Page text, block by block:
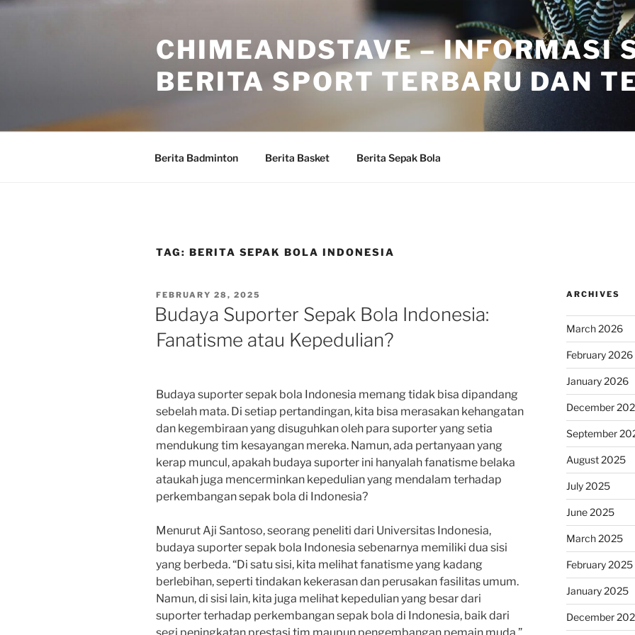
Skip
CHIMEANDSTAVE – INFORMASI
BERITA SPORT TERBARU DAN
Berita Badminton Berita Basket Berita Sepak Bola
TAG: BERITA SEPAK BOLA INDONESIA
POSTED
ON
FEBRUARY 28, 2025
Budaya Suporter Sepak Bola Indonesia:
Fanatisme atau Kepedulian?
Budaya suporter sepak bola Indonesia memang tidak bisa dipandang
sebelah mata. Di setiap pertandingan, kita bisa merasakan kehangatan
dan kegembiraan yang disuguhkan oleh para suporter yang setia
mendukung tim kesayangan mereka. Namun, ada pertanyaan yang
kerap muncul, apakah budaya suporter ini hanyalah fanatisme belaka
ataukah juga mencerminkan kepedulian yang mendalam terhadap
perkembangan sepak bola di Indonesia?
Menurut Aji Santoso, seorang peneliti dari Universitas Indonesia,
budaya suporter sepak bola Indonesia sebenarnya memiliki dua sisi
yang berbeda. “Di satu sisi, kita melihat fanatisme yang kadang
berlebihan, seperti tindakan kekerasan dan perusakan fasilitas umum.
Namun, di sisi lain, kita juga melihat kepedulian yang besar dari
suporter terhadap perkembangan sepak bola di Indonesia, baik dari
ARCHIVES
March 2026
February 2026
January 2026
December
September
August 2025
July 2025
June 2025
March 2025
February 2025
January 2025
December